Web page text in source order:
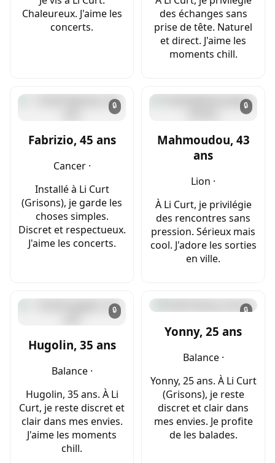
Chaleureux. J'aime les
concerts.
des échanges sans
prise de tête. Naturel
et direct. J'aime les
moments chill.
🔒
Fabrizio, 45 ans
Cancer ·
Installé à Li Curt
(Grisons), je garde les
choses simples.
Discret et respectueux.
J'aime les concerts.
🔒
Mahmoudou, 43
ans
Lion ·
À Li Curt, je privilégie
des rencontres sans
pression. Sérieux mais
cool. J'adore les sorties
en ville.
🔒
Hugolin, 35 ans
Balance ·
Hugolin, 35 ans. À Li
Curt, je reste discret et
clair dans mes envies.
J'aime les moments
chill.
🔒
Yonny, 25 ans
Balance ·
Yonny, 25 ans. À Li Curt
(Grisons), je reste
discret et clair dans
mes envies. Je profite
de les balades.